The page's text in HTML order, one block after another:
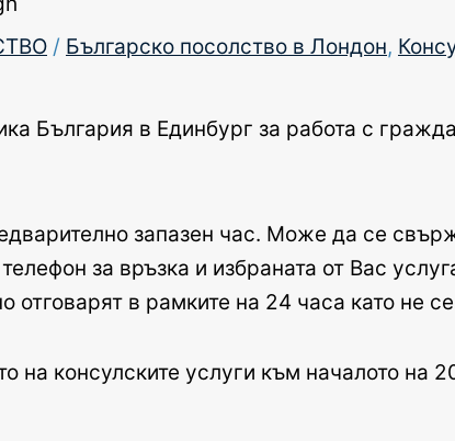
/ Българско посолство в Лондон,
България в Единбург за работа с
запазен час. Може да се
за връзка и избраната от Вас
отговарят в рамките на 24 часа като не
на консулските услуги към началото на